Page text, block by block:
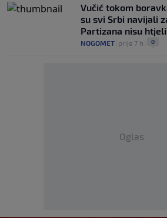
Vučić tokom
su svi Srbi navijali
Partizana nisu htjeli
NOGOMET prije 7 h 0
Oglas